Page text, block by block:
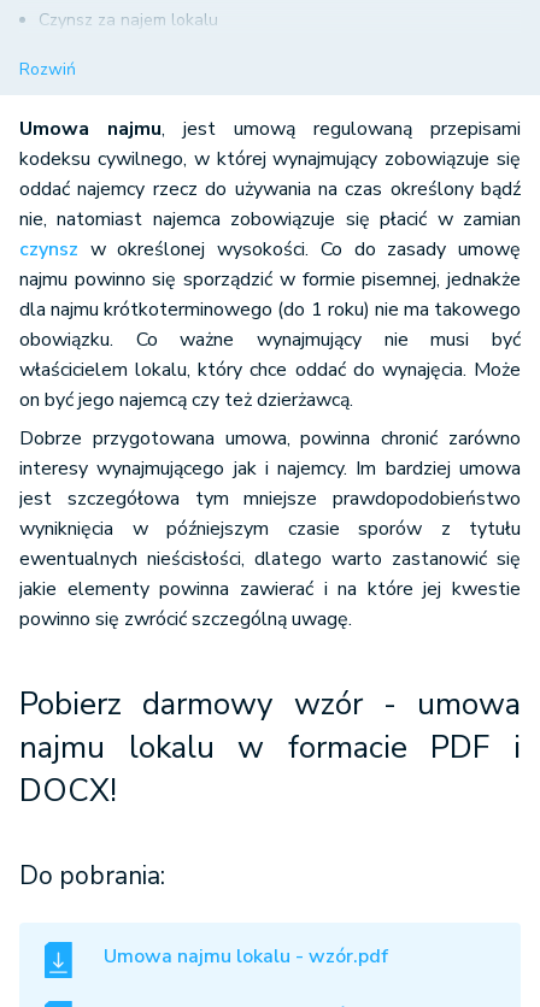
Czynsz za najem lokalu
najmu?
Rozwiń
Umowa najmu, jest umową regulowaną przepisami
kodeksu cywilnego, w której wynajmujący zobowiązuje się
oddać najemcy rzecz do używania na czas określony bądź
nie, natomiast najemca zobowiązuje się płacić w zamian
czynsz w określonej wysokości. Co do zasady umowę
najmu powinno się sporządzić w formie pisemnej, jednakże
dla najmu krótkoterminowego (do 1 roku) nie ma takowego
obowiązku. Co ważne wynajmujący nie musi być
właścicielem lokalu, który chce oddać do wynajęcia. Może
on być jego najemcą czy też dzierżawcą.
Dobrze przygotowana umowa, powinna chronić zarówno
interesy wynajmującego jak i najemcy. Im bardziej umowa
jest szczegółowa tym mniejsze prawdopodobieństwo
wyniknięcia w późniejszym czasie sporów z tytułu
ewentualnych nieścisłości, dlatego warto zastanowić się
jakie elementy powinna zawierać i na które jej kwestie
powinno się zwrócić szczególną uwagę.
Pobierz darmowy wzór - umowa
najmu lokalu w formacie PDF i
DOCX!
Do pobrania:
Umowa najmu lokalu - wzór.pdf